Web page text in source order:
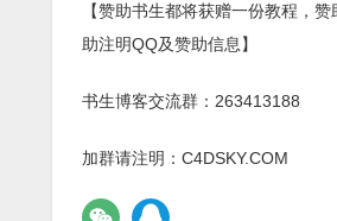
【赞助书生都将获赠一份教程，
助注明QQ及赞助信息】
书生博客交流群：263413188
加群请注明：C4DSKY.COM